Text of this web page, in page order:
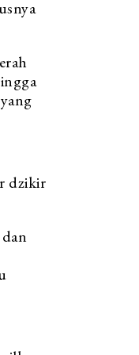
dzikir